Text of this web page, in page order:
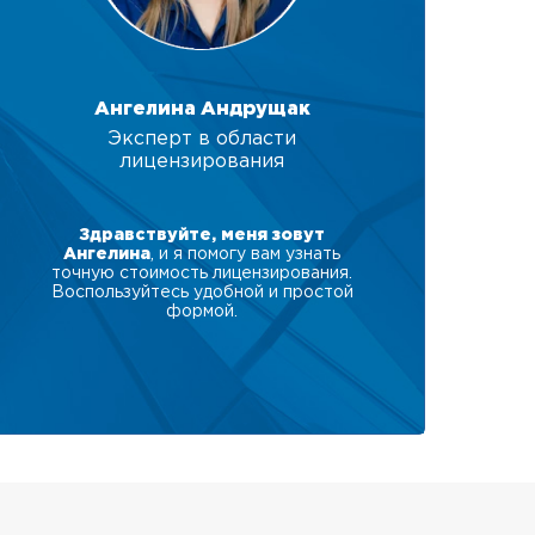
Ангелина Андрущак
Эксперт в области
лицензирования
Здравствуйте, меня зовут
Ангелина , и я помогу вам узнать
точную стоимость лицензирования.
Воспользуйтесь удобной и простой
формой.